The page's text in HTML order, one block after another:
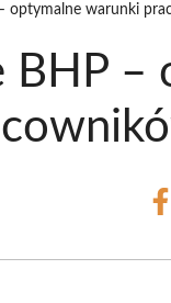
optymalne warunki
BHP –